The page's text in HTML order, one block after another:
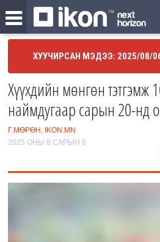
ХУУЧИРСАН МЭДЭЭ: 2025/08/
Хүүхдийн мөнгөн тэтгэмж
наймдугаар сарын 20-нд
Г.МӨРӨН, IKON.MN
2025 ОНЫ 8 САРЫН 6